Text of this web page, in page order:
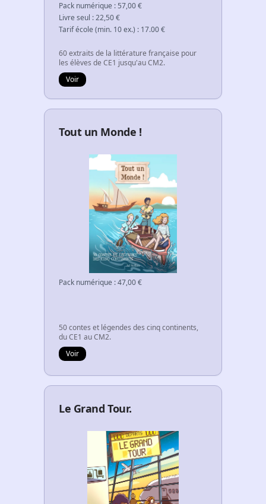
Pack numérique : 57,00€
Livre seul :22,50€
Tarif école (min. 10 ex.) : 17.00€
60 extraits de la littérature française pour
les élèves de CE1 jusqu'au CM2.
Voir
Tout un Monde !
Pack numérique :47,00€
50 contes et légendes des cinq continents,
du CE1 au CM2.
Voir
Le Grand Tour.